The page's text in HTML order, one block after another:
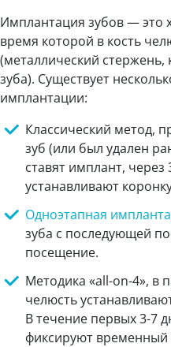
Имплантация зубов — это
время которой в кость
(металлический
зуба). Существует
имплантации:
Классический метод,
зуб (или был удален
ставят имплант,
устанавливают
Одноэтапная
зуба с последующей
посещение.
Методика «all-on-4», в
челюсть
В течение первых 3-7
фиксируют